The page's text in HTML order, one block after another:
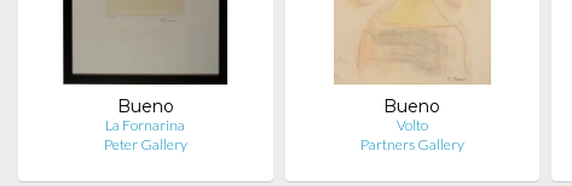
Bueno
La Fornarina
Peter Gallery
Bueno
Volto
Partners Gallery